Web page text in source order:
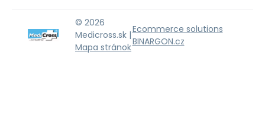
© 2026
Medicross.sk |
Mapa stránok
Ecommerce solutions
BINARGON.cz